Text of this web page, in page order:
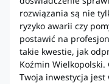
rozwiązania są nie
ryzyko awarii czy
postawić na
takie kwestie, jak
Koźmin Wielkopolski.
Twoja inwestycja jest